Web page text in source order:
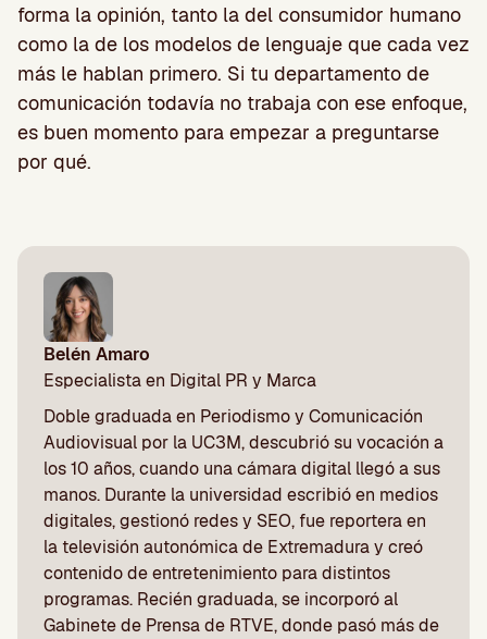
forma la opinión, tanto la del consumidor humano
como la de los modelos de lenguaje que cada vez
más le hablan primero. Si tu departamento de
comunicación todavía no trabaja con ese enfoque,
es buen momento para empezar a preguntarse
por qué.
Belén Amaro
Especialista en Digital PR y Marca
Doble graduada en Periodismo y Comunicación
Audiovisual por la UC3M, descubrió su vocación a
los 10 años, cuando una cámara digital llegó a sus
manos. Durante la universidad escribió en medios
digitales, gestionó redes y SEO, fue reportera en
la televisión autonómica de Extremadura y creó
contenido de entretenimiento para distintos
programas. Recién graduada, se incorporó al
Gabinete de Prensa de RTVE, donde pasó más de